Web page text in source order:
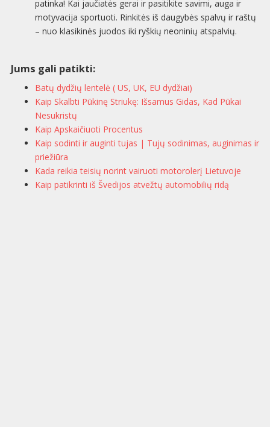
patinka! Kai jaučiatės gerai ir pasitikite savimi, auga ir
motyvacija sportuoti. Rinkitės iš daugybės spalvų ir raštų
– nuo klasikinės juodos iki ryškių neoninių atspalvių.
Jums gali patikti:
Batų dydžių lentelė ( US, UK, EU dydžiai)
Kaip Skalbti Pūkinę Striukę: Išsamus Gidas, Kad Pūkai
Nesukristų
Kaip Apskaičiuoti Procentus
Kaip sodinti ir auginti tujas | Tujų sodinimas, auginimas ir
priežiūra
Kada reikia teisių norint vairuoti motorolerį Lietuvoje
Kaip patikrinti iš Švedijos atvežtų automobilių ridą